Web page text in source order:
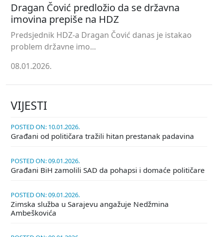
Dragan Čović predložio da se državna
imovina prepiše na HDZ
Predsjednik HDZ-a Dragan Čović danas je istakao
problem državne imo...
08.01.2026.
VIJESTI
POSTED ON: 10.01.2026.
Građani od političara tražili hitan prestanak padavina
POSTED ON: 09.01.2026.
Građani BiH zamolili SAD da pohapsi i domaće političare
POSTED ON: 09.01.2026.
Zimska služba u Sarajevu angažuje Nedžmina
Ambeškovića